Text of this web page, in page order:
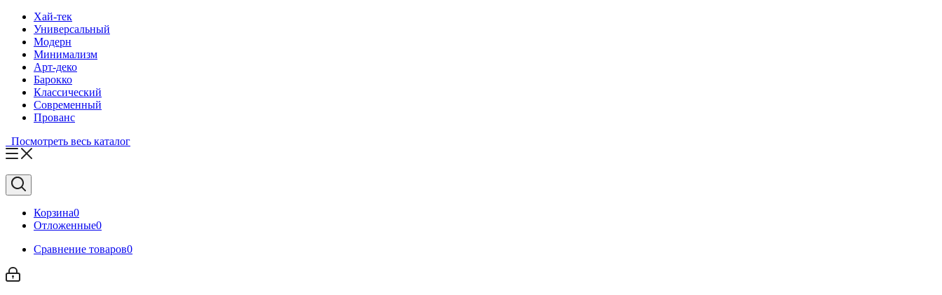
Хай-тек
Универсальный
Модерн
Минимализм
Арт-деко
Барокко
Классический
Современный
Прованс
Посмотреть весь каталог
Корзина0
Отложенные0
Сравнение товаров0